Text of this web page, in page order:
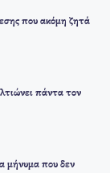
που ακόμη ζητά
πάντα τον
μήνυμα που δεν